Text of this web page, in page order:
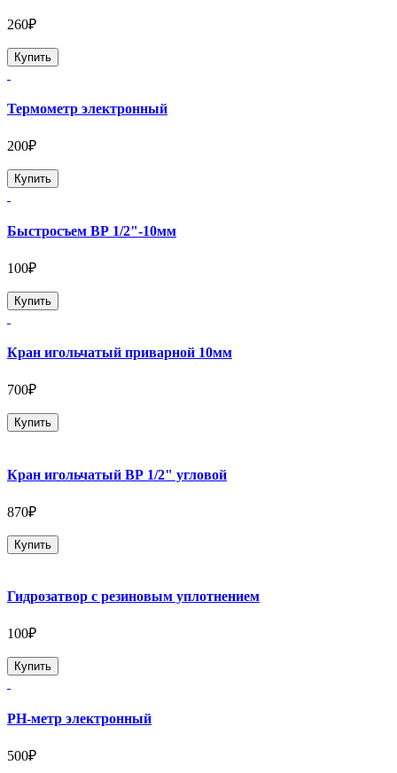
260₽
Купить
Термометр электронный
200₽
Купить
Быстросъем ВР 1/2"-10мм
100₽
Купить
Кран игольчатый приварной 10мм
700₽
Купить
Кран игольчатый ВР 1/2" угловой
870₽
Купить
Гидрозатвор с резиновым уплотнением
100₽
Купить
PH-метр электронный
500₽